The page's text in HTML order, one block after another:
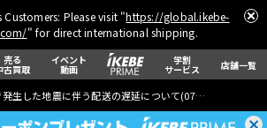
Customers: Please visit "https://global.ikebe-
" for direct international shipping.
売る
古買取
イベント
動画
学割
サービス 店舗一覧
発生した地震に伴う配送の遅延について(07月29日